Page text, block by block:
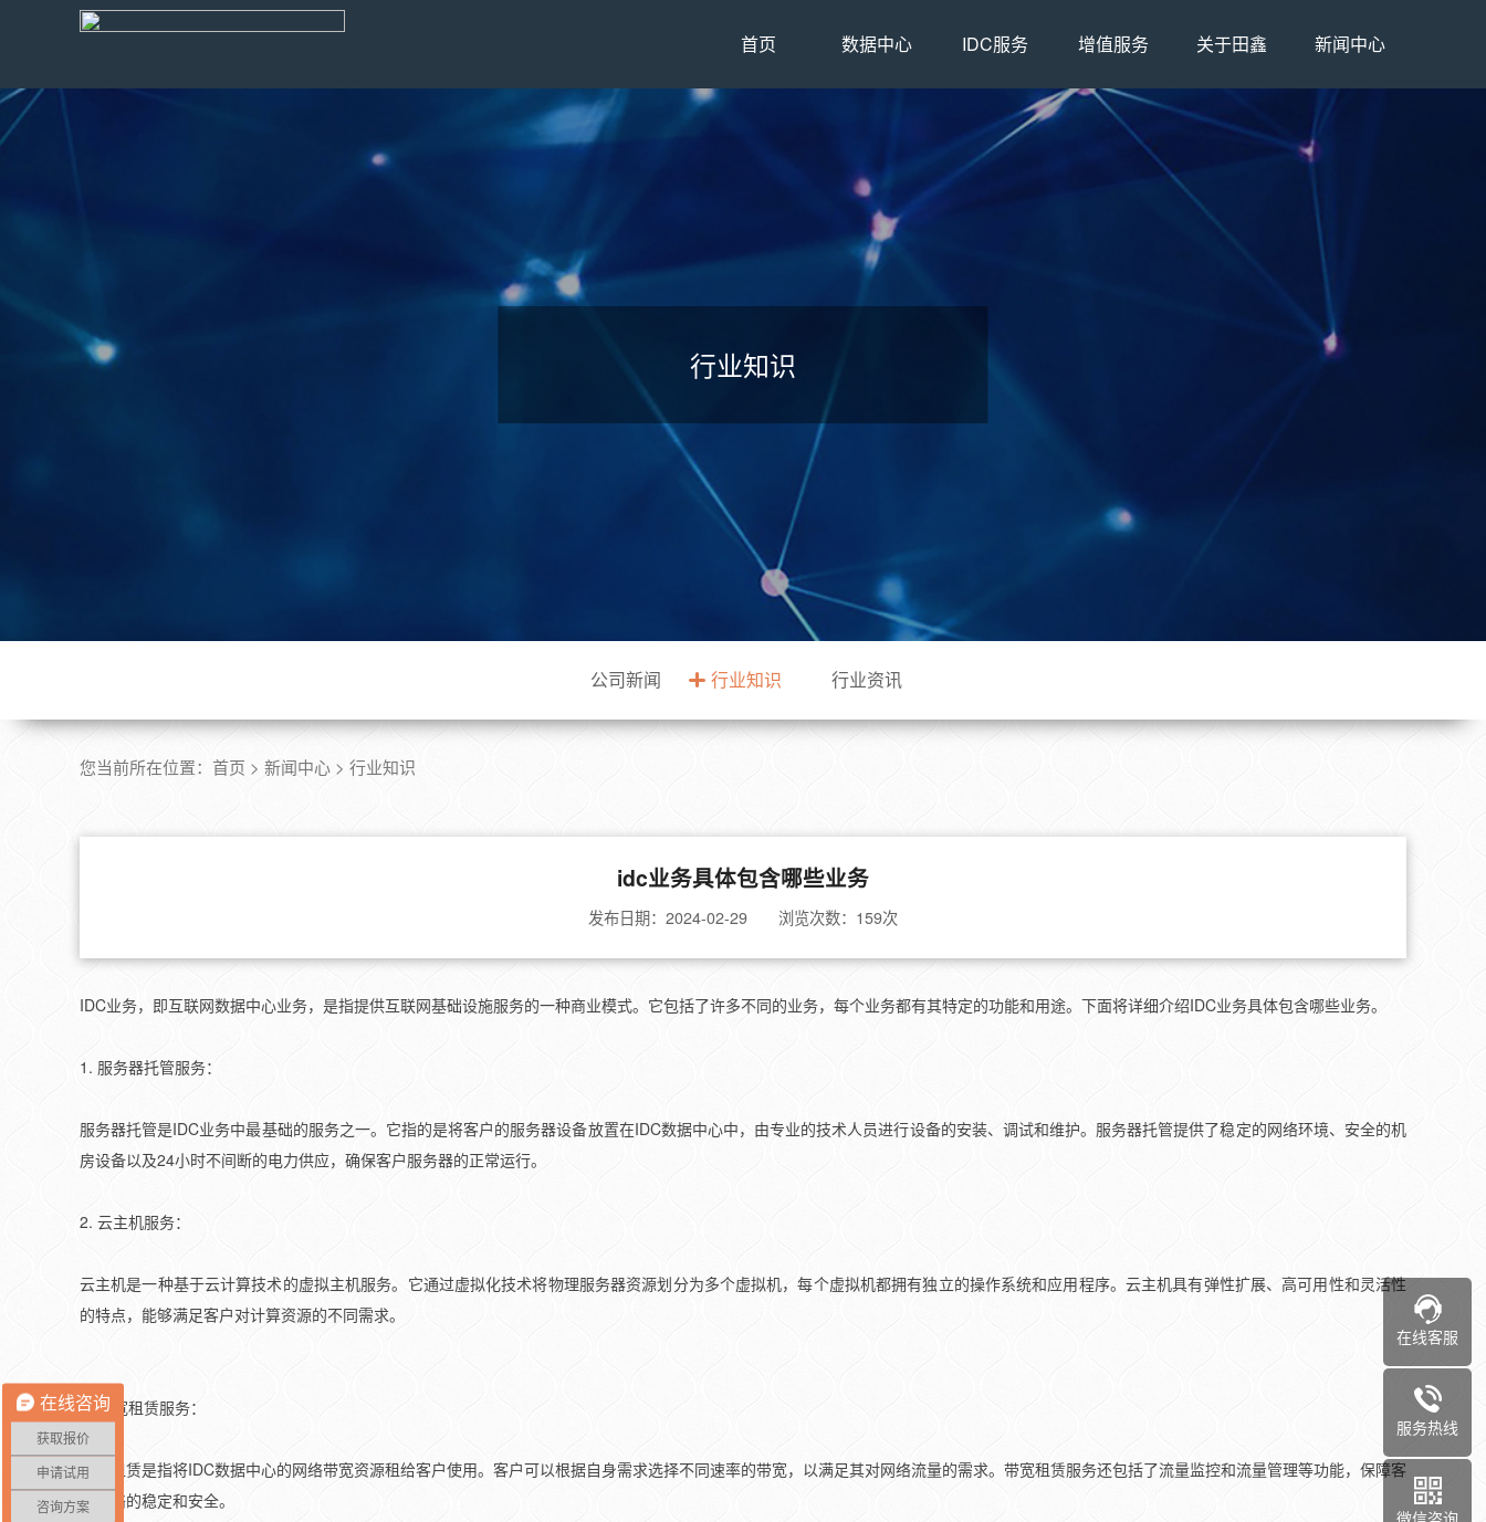
首页 数据中心 IDC服务 增值服务 关于田鑫 新闻中心
行业知识
公司新闻 行业知识 行业资讯
您当前所在位置： 首页 > 新闻中心 > 行业知识
idc业务具体包含哪些业务
发布日期：2024-02-29 浏览次数： 159次
IDC业务，即互联网数据中心业务，是指提供互联网基础设施服务的一种商业模式。它包括了许多不同的业务，每个业务都有其特定的功能和用途。下面将详细介绍IDC业务具体包含哪些业务。
1. 服务器托管服务：
服务器托管是IDC业务中最基础的服务之一。它指的是将客户的服务器设备放置在IDC数据中心中，由专业的技术人员进行设备的安装、调试和维护。服务器托管提供了稳定的网络环境、安全的机
房设备以及24小时不间断的电力供应，确保客户服务器的正常运行。
2. 云主机服务：
云主机是一种基于云计算技术的虚拟主机服务。它通过虚拟化技术将物理服务器资源划分为多个虚拟机，每个虚拟机都拥有独立的操作系统和应用程序。云主机具有弹性扩展、高可用性和灵活性
的特点，能够满足客户对计算资源的不同需求。
3. 带宽租赁服务：
带宽租赁是指将IDC数据中心的网络带宽资源租给客户使用。客户可以根据自身需求选择不同速率的带宽，以满足其对网络流量的需求。带宽租赁服务还包括了流量监控和流量管理等功能，保障客
户网络的稳定和安全。
在线客服
服务热线
微信咨询
在线咨询
获取报价
申请试用
咨询方案